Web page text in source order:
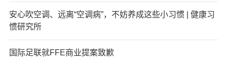
安心吹空调、远离“空调病”，不妨养成这些小习惯 | 健康习
惯研究所
国际足联就FFE商业提案致歉